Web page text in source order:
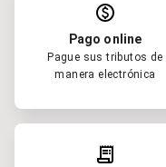
paid
Pago online
Pague sus tributos de
manera electrónica
receipt_long